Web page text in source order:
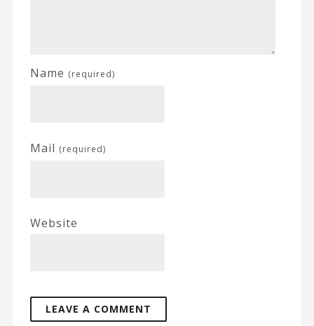
Name (required)
Mail (required)
Website